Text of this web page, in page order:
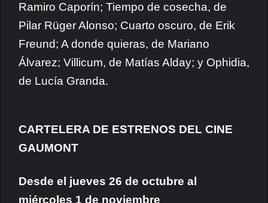
Ramiro Caporín; Tiempo de cosecha, de
Pilar Rüger Alonso; Cuarto oscuro, de Erik
Freund; A donde quieras, de Mariano
Álvarez; Villicum, de Matías Alday; y Ophidia,
de Lucía Granda.
CARTELERA DE ESTRENOS DEL CINE
GAUMONT
Desde el jueves 26 de octubre al
miércoles 1 de noviembre